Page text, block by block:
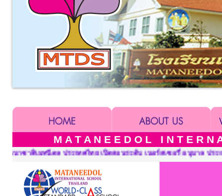
M A T A N E E D O L I N T E R
สอนระดับ เนอร์สเซอรี่ อนุบาล ประถมศึกษาและมัธยมศึกษา :::